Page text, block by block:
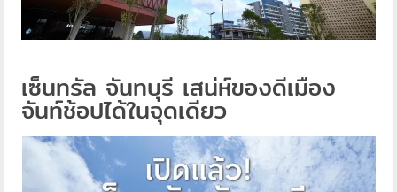
เซ็นทรัล จันทบุรี เสน่ห์ของดีเมือง
จันท์ช้อปได้ในจุดเดียว ​